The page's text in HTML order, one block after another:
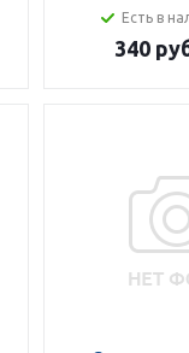
Есть в
340